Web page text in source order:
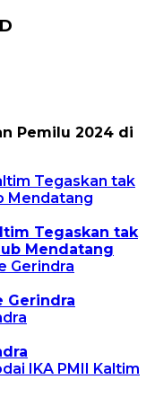
Pemilu 2024 di
Tegaskan tak
Mendatang
Gerindra